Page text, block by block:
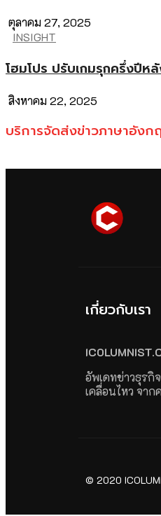
ตุลาคม 27, 2025
INSIGHT
โฮมโปร ปรับเกมรุกครึ่งปีหลั
สิงหาคม 22, 2025
บริการจัดส่งข่าวภาษาอังก
เกี่ยวกับเรา
อัพเดทข่าวธุรกิ
เคลื่อนไหว จาก
© 2020